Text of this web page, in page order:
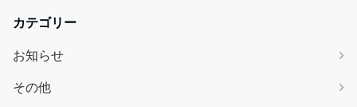
カテゴリー
お知らせ
その他